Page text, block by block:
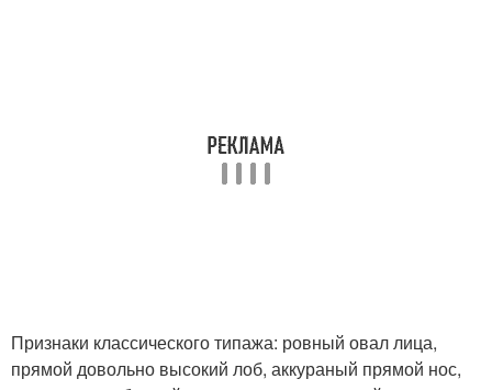
Признаки классического типажа: ровный овал лица,
прямой довольно высокий лоб, аккураный прямой нос,